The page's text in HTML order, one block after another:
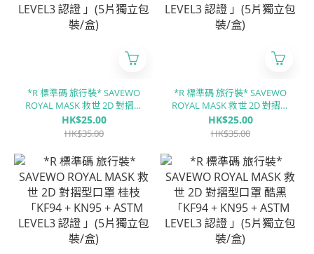
*R 標準碼 旅行裝* SAVEWO
ROYAL MASK 救世 2D 對摺型
口罩 晨霧「KF94 + KN95 +
ASTM LEVEL3 認證 」(5片獨
HK$25.00
HK$35.00
*R 標準碼 旅行裝* SAVEWO
ROYAL MASK 救世 2D 對摺型
口罩 純白「KF94 + KN95 +
ASTM LEVEL3 認證 」(5片獨
HK$25.00
HK$35.00